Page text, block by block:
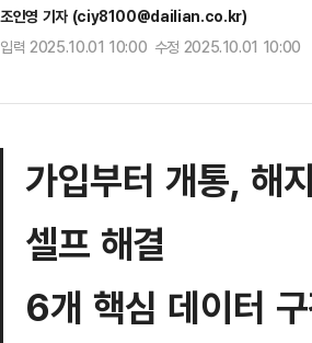
조인영 기자 (ciy8100@dailian.co.kr)
입력 2025.10.01 10:00 수정 2025.10.01 10:00
가입부터 개통, 해
셀프 해결
6개 핵심 데이터